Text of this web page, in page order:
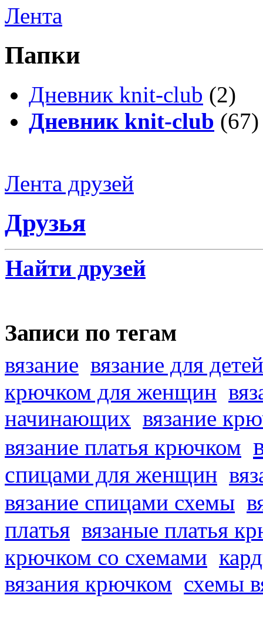
Лента
Папки
Дневник knit-club (2)
Дневник knit-club (67)
Лента друзей
Друзья
Найти друзей
Записи по тегам
вязание вязание для детей
крючком для женщин
начинающих вязание
вязание платья крючком
спицами для женщин
вязание спицами схемы
платья вязаные платья
крючком со схемами
вязания крючком схемы